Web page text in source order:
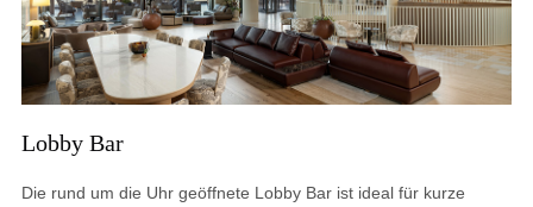
Lobby Bar
Die rund um die Uhr geöffnete Lobby Bar ist ideal für kurze